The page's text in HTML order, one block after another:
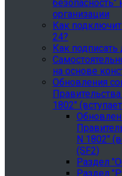
безопасность"
организации
Как
24?
Как
на основе
Обновления
1802"
N 1802"
(SF2)
Раздел
Раздел